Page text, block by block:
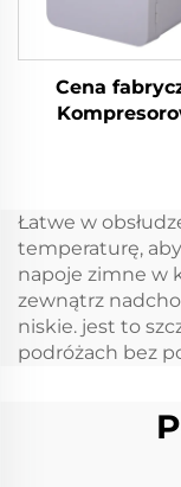
Cena
Lodówki
Lodówka
Łatwe w
temperaturę,
napoje zimne w
zewnątrz
niskie. jest to
podróżach bez